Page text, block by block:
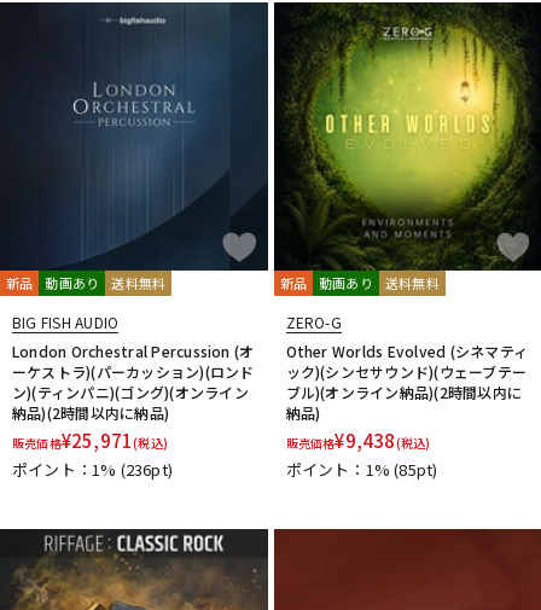
新品 動画あり 送料無料
BIG FISH AUDIO
London Orchestral Percussion (オ
ーケストラ)(パーカッション)(ロンド
ン)(ティンパニ)(ゴング)(オンライン
納品)(2時間以内に納品)
販売価格¥25,971(税込)
ポイント：1% (236pt)
新品 動画あり 送料無料
ZERO-G
Other Worlds Evolved (シネマティ
ック)(シンセサウンド)(ウェーブテー
ブル)(オンライン納品)(2時間以内に
納品)
販売価格¥9,438(税込)
ポイント：1%(85pt)